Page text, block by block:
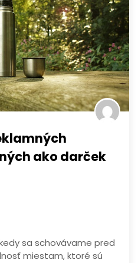
ako darček
sa schovávame pred
miestam, ktoré sú